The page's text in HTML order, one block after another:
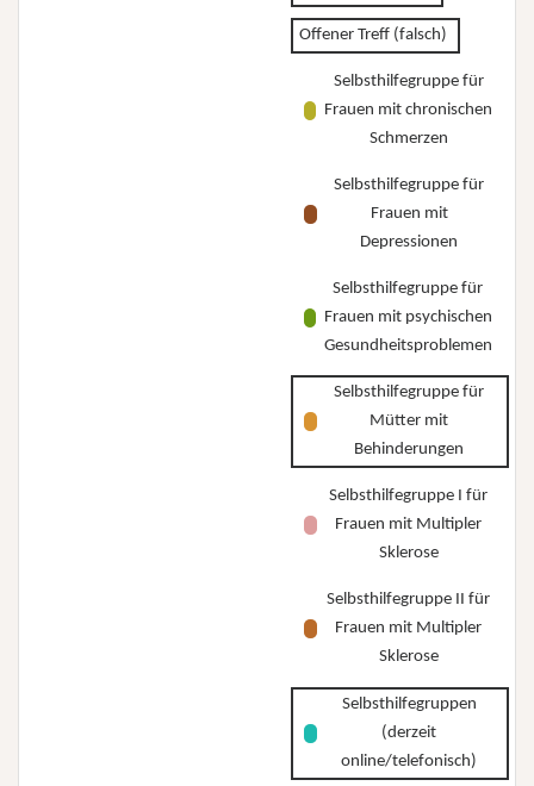
Offener Treff (falsch)
Selbsthilfegruppe für
Frauen mit chronischen
Schmerzen
Selbsthilfegruppe für
Frauen mit
Depressionen
Selbsthilfegruppe für
Frauen mit psychischen
Gesundheitsproblemen
Selbsthilfegruppe für
Mütter mit
Behinderungen
Selbsthilfegruppe I für
Frauen mit Multipler
Sklerose
Selbsthilfegruppe II für
Frauen mit Multipler
Sklerose
Selbsthilfegruppen
(derzeit
online/telefonisch)